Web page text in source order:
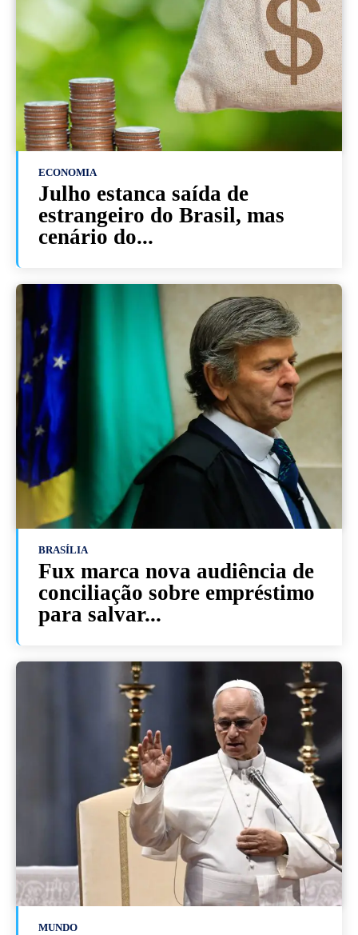
ECONOMIA
Julho estanca saída de
estrangeiro do Brasil, mas
cenário do...
BRASÍLIA
Fux marca nova audiência de
conciliação sobre empréstimo
para salvar...
MUNDO